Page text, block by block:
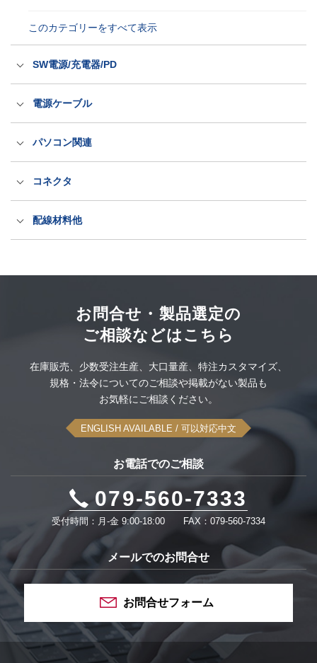
このカテゴリーをすべて表示
SW電源/充電器/PD
スイッチング電源
充電器
LED電源・防水アダプター
電源ケーブル
国内用電源ケーブル（ACコード）
抜け防止電源ケーブル（ロック式）
このカテゴリーをすべて表示
パソコン関連
産業規格タッチパネルPC
UPS無停電電源装置
可搬型蓄電システム
このカテゴリーをすべて表示
コネクタ
出力プラグ・コネクタ
このカテゴリーをすべて表示
配線材料他
感染対策品
このカテゴリーをすべて表示
お問合せ・製品選定の
ご相談などはこちら
在庫販売、 少数受注生産、 大口量産、 特注カスタマイズ、
規格・法令についてのご相談や掲載がない製品も
お気軽にご相談ください。
ENGLISH AVAILABLE / 可以対応中文
お電話でのご相談
079-560-7333
受付時間：月-金 9:00-18:00 FAX：079-560-7334
メールでのお問合せ
お問合せフォーム